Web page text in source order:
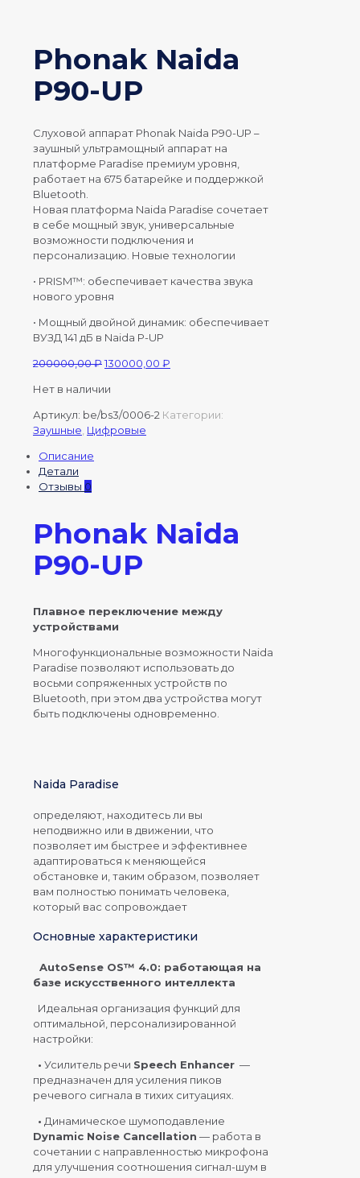
Phonak Naida
P90-UP
Слуховой аппарат Phonak Naida P90-UP –
заушный ультрамощный аппарат на
платформе Paradise премиум уровня,
работает на 675 батарейке и поддержкой
Bluetooth.
Новая платформа Naida Paradise сочетает
в себе мощный звук, универсальные
возможности подключения и
персонализацию. Новые технологии
• PRISM™: обеспечивает качества звука
нового уровня
• Мощный двойной динамик: обеспечивает
ВУЗД 141 дБ в Naida P-UP
200000,00₽Первоначальная
составляла
200000,00 ₽.
130000,00 ₽
Нет в наличии
Артикул: be/bs3/0006-2 Категории:
Заушные Цифровые
Описание
Детали
Отзывы 0
Phonak Naida
P90-UP
Плавное переключение между
устройствами
Многофункциональные возможности Naida
Paradise позволяют использовать до
восьми сопряженных устройств по
Bluetooth, при этом два устройства могут
быть подключены одновременно.
Naida Paradise
определяют, находитесь ли вы
неподвижно или в движении, что
позволяет им быстрее и эффективнее
адаптироваться к меняющейся
обстановке и, таким образом, позволяет
вам полностью понимать человека,
который вас сопровождает
Основные характеристики
AutoSense OS™ 4.0: работающая на
базе искусственного интеллекта
Идеальная организация функций для
оптимальной, персонализированной
настройки:
• Усилитель речи Speech Enhancer —
предназначен для усиления пиков
речевого сигнала в тихих ситуациях.
• Динамическое шумоподавление
Dynamic Noise Cancellation — работа в
сочетании с направленностью микрофона
для улучшения соотношения сигнал-шум в